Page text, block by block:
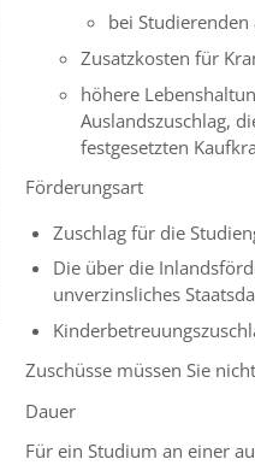
bei
Zusatzkosten für
höhere
Auslandszuschlag,
festgesetzten
Förderungsart
Zuschlag für die
Die über die
unverzinsliches
Zuschüsse müssen Sie
Dauer
Für ein Studium an einer